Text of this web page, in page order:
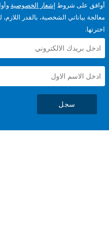
شروطإشعار الخصوصيةوأوافق على
الشخصية، بالقدر اللازم،